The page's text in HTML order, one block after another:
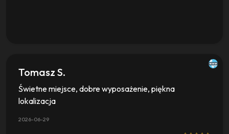
Tomasz S.
Świetne miejsce, dobre wyposażenie, piękna
lokalizacja
2026-06-29